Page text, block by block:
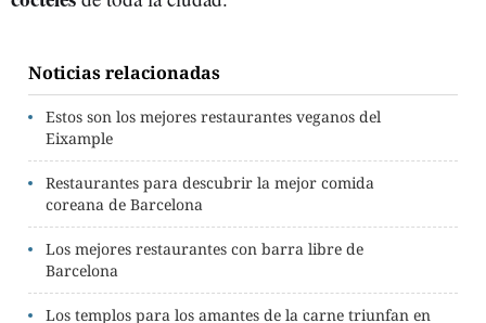
Noticias relacionadas
Estos son los mejores restaurantes veganos del
Eixample
Restaurantes para descubrir la mejor comida
coreana de Barcelona
Los mejores restaurantes con barra libre de
Barcelona
Los templos para los amantes de la carne triunfan en